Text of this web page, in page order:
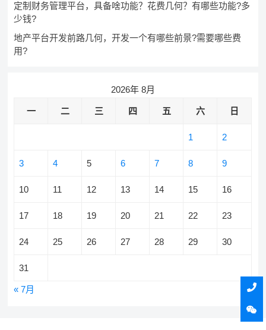
定制财务管理平台，具备啥功能？花费几何？有哪些功能?多
少钱?
地产平台开发前路几何，开发一个有哪些前景?需要哪些费
用?
2026年 8月
一 二 三 四 五 六 日
1 2
3 4 5 6 7 8 9
10 11 12 13 14 15 16
17 18 19 20 21 22 23
24 25 26 27 28 29 30
31
« 7月